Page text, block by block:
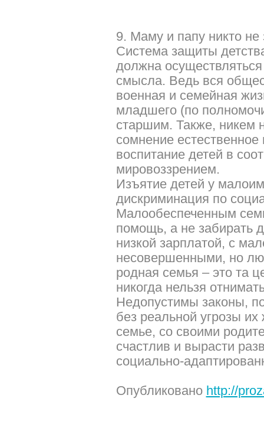
9. Маму и папу никто не
Система защиты
должна
смысла. Ведь вся
военная и семейная
младшего (по
старшим. Также, никем
сомнение
воспитание детей в
мировоззрением.
Изъятие детей у
дискриминация по
Малообеспеченным
помощь, а не забирать
низкой зарплатой, с
несовершенными, но
родная семья – это та
никогда нельзя
Недопустимы законы,
без реальной угрозы
семье, со своими
счастлив и вырасти
социально-
Опубликовано http://